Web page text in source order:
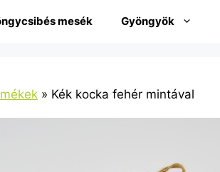
mesék Gyöngyök
» Kék kocka fehér mintával